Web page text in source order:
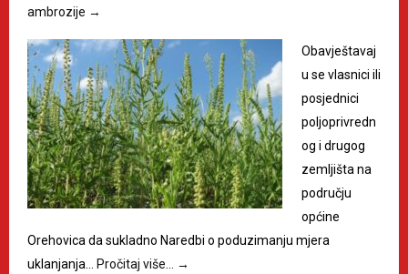
ambrozije →
Obavještavaj
u se vlasnici ili
posjednici
poljoprivredn
og i drugog
zemljišta na
području
općine
Orehovica da sukladno Naredbi o poduzimanju mjera
uklanjanja…
Pročitaj više… →